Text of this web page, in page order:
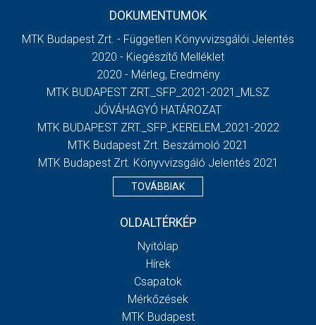
DOKUMENTUMOK
MTK Budapest Zrt. - Független Könyvvizsgálói Jelentés
2020 - Kiegészítő Melléklet
2020 - Mérleg, Eredmény
MTK BUDAPEST ZRT._SFP_2021-2021_MLSZ
JÓVÁHAGYÓ HATÁROZAT
MTK BUDAPEST ZRT._SFP_KERELEM_2021-2022
MTK Budapest Zrt. Beszámoló 2021
MTK Budapest Zrt. Könyvvizsgáló Jelentés 2021
TOVÁBBIAK
OLDALTÉRKÉP
Nyitólap
Hírek
Csapatok
Mérkőzések
MTK Budapest